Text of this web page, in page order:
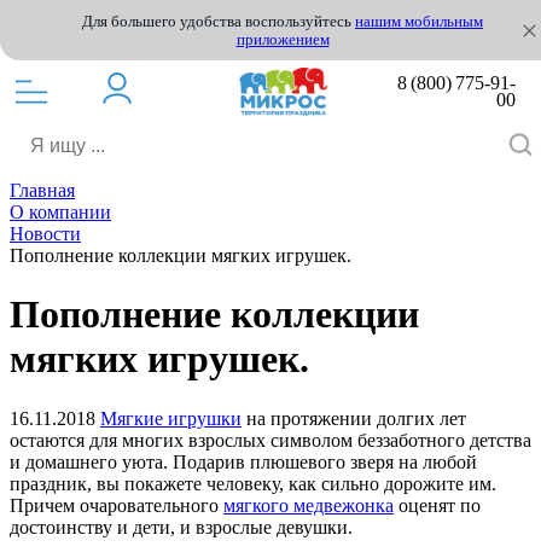
Для большего удобства воспользуйтесь нашим мобильным
приложением
8 (800) 775-91-
00
Главная
О компании
Новости
Пополнение коллекции мягких игрушек.
Пополнение коллекции
мягких игрушек.
16.11.2018 Мягкие игрушки на протяжении долгих лет
остаются для многих взрослых символом беззаботного детства
и домашнего уюта. Подарив плюшевого зверя на любой
праздник, вы покажете человеку, как сильно дорожите им.
Причем очаровательного мягкого медвежонка оценят по
достоинству и дети, и взрослые девушки.